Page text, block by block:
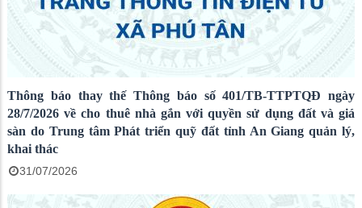
Thông báo thay thế Thông báo số 401/TB-TTPTQĐ ngày
28/7/2026 về cho thuê nhà gắn với quyền sử dụng đất và giá
sàn do Trung tâm Phát triển quỹ đất tỉnh An Giang quản lý,
khai thác
31/07/2026